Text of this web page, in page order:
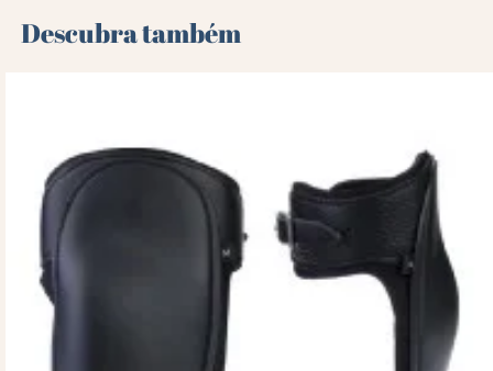
Descubra também 🌻